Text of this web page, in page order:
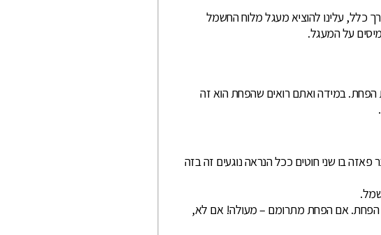
כלל, עלינו להוציא מעגל מלוח החשמל
על המעגל.
במידה ואתם רואים שהפחת הוא זה
בו שני חוטים ככל הנראה נוגעים זה בזה
הפחת. אם הפחת מתרומם – מעולה! אם לא,